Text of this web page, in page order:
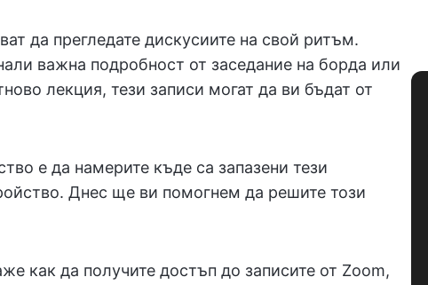
да прегледате дискусиите на свой ритъм.
важна подробност от заседание на борда или
лекция, тези записи могат да ви бъдат от
е да намерите къде са запазени тези
Днес ще ви помогнем да решите този
как да получите достъп до записите от Zoom,